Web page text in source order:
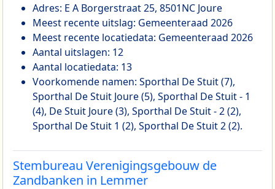
Adres: E A Borgerstraat 25, 8501NC Joure
Meest recente uitslag: Gemeenteraad 2026
Meest recente locatiedata: Gemeenteraad 2026
Aantal uitslagen: 12
Aantal locatiedata: 13
Voorkomende namen: Sporthal De Stuit (7),
Sporthal De Stuit Joure (5), Sporthal De Stuit - 1
(4), De Stuit Joure (3), Sporthal De Stuit - 2 (2),
Sporthal De Stuit 1 (2), Sporthal De Stuit 2 (2).
Stembureau Verenigingsgebouw de
Zandbanken in Lemmer